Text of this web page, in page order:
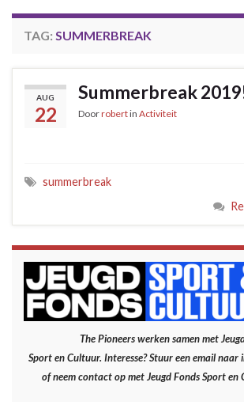
TAG: SUMMERBREAK
AUG
22
Summerbreak
Doorrobertin Activiteit
summerbreak
The Pioneers werken samen met
Sport en Cultuur. Interesse? Stuur een email naar
of neem contact op met Jeugd Fonds Sport